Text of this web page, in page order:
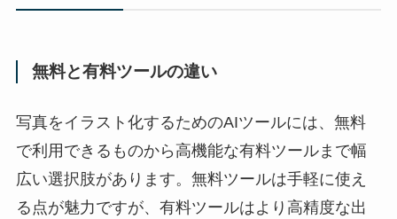
無料と有料ツールの違い
写真をイラスト化するためのAIツールには、無料
で利用できるものから高機能な有料ツールまで幅
広い選択肢があります。無料ツールは手軽に使え
る点が魅力ですが、有料ツールはより高精度な出